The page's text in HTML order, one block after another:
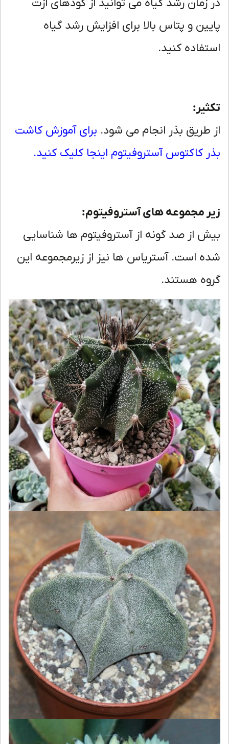
زمان رشد گیاه می توانید از کودهای ازت
و پتاس بالا برای افزایش رشد گیاه
کنید.
طریق بذر انجام می شود.برای آموزش کاشت
کاکتوس آستروفیتوم اینجا کلیک کنید.
مجموعه های آستروفیتوم:
از صد گونه از آستروفیتوم ها شناسایی
است. آستریاس ها نیز از زیرمجموعه این
هستند.